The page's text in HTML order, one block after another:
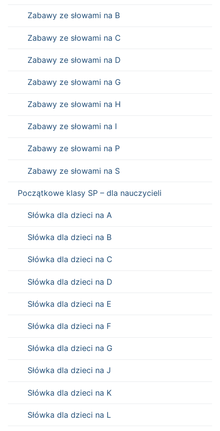
Zabawy ze słowami na B
Zabawy ze słowami na C
Zabawy ze słowami na D
Zabawy ze słowami na G
Zabawy ze słowami na H
Zabawy ze słowami na I
Zabawy ze słowami na P
Zabawy ze słowami na S
Początkowe klasy SP – dla nauczycieli
Słówka dla dzieci na A
Słówka dla dzieci na B
Słówka dla dzieci na C
Słówka dla dzieci na D
Słówka dla dzieci na E
Słówka dla dzieci na F
Słówka dla dzieci na G
Słówka dla dzieci na J
Słówka dla dzieci na K
Słówka dla dzieci na L